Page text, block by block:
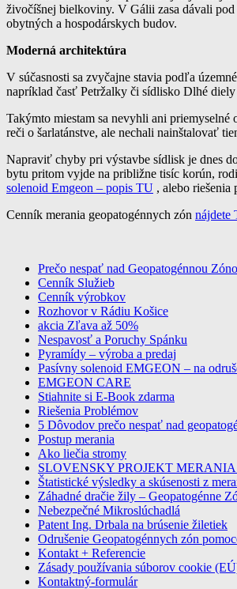
živočíšnej bielkoviny. V Gálii zasa dávali
obytných a hospodárskych budov.
Moderná architektúra
V súčasnosti sa zvyčajne stavia podľa
napríklad časť Petržalky či sídlisko Dlhé
Takýmto miestam sa nevyhli ani
reči o šarlatánstve, ale nechali nainštalovať
Napraviť chyby pri výstavbe sídlisk je dnes
bytu pritom vyjde na približne tisíc korún,
solenoid Emgeon – popis TU , alebo
Cenník merania geopatogénnych zón nájdete
profesionalne meranie a
Prečo nespať nad Geopatogénnou
Cenník Služieb
Cenník výrobkov
Rozhovor v Rádiu Košice
akcia Zľava až 50%
Nespavosť a Poruchy Spánku
Pyramídy – výroba a predaj
Pasívny solenoid EMGEON – na
EMGEON CARE
Stiahnite si E-Book zdarma
Riešenia Problémov
5 Dôvodov prečo nespať nad
Postup merania
Ako liečia stromy
SLOVENSKY PROJEKT
Štatistické výsledky a skúsenosti z
Záhadné dračie žily – Geopatogénne
Nebezpečné Mikroslúchadlá
Patent Ing. Drbala na brúsenie žiletiek
Odrušenie Geopatogénnych zón
Kontakt + Referencie
Zásady používania súborov cookie
Kontaktný-formulár